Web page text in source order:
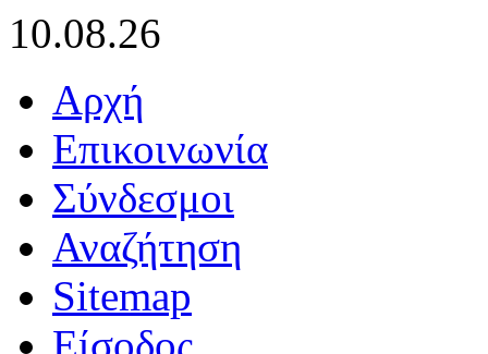
10.08.26
Αρχή
Επικοινωνία
Σύνδεσμοι
Αναζήτηση
Sitemap